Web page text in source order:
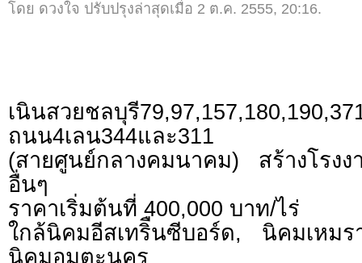
โดย ดวงใจ ปรับปรุงล่าสุดเมื่อ 2 ต.ค. 2555, 20:16.
เนินสวยชลบุรี
ถนน4เลน344และ311
(สายศูนย์กลางคมนาคม) สร้างโรง
อื่นๆ
ราคาเริ่มต้นที่ 400,000 บาท/ไร่
ใกล้นิคมอีสเทริืนซีบอร์ด, นิคมเห
นิคมอมตะนคร